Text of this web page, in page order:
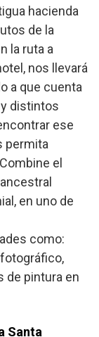
hacienda
de la
la ruta a
nos llevará
a que cuenta
distintos
ese
permita
el
en uno de
como:
de pintura en
Santa